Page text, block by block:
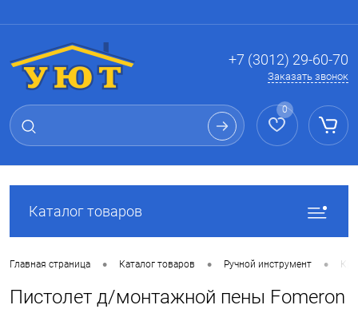
+7 (3012) 29-60-70
Заказать звонок
0
Каталог товаров
Главная страница • Каталог товаров • Ручной инструмент •
Пистолет д/монтажной пены Fomeron